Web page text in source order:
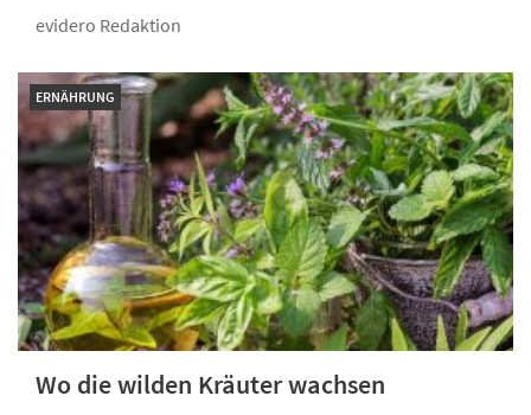
evidero Redaktion
ERNÄHRUNG
Wo die wilden Kräuter wachsen